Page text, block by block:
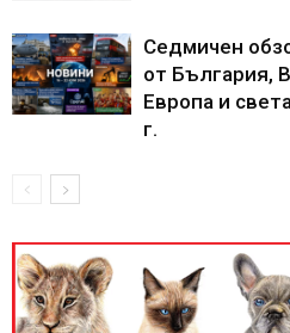
Седмичен
от България,
Европа и
г.